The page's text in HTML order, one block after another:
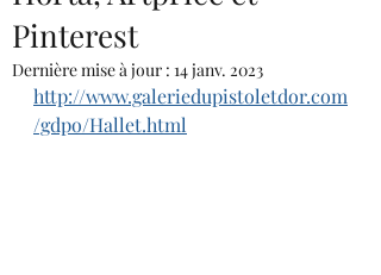
Pinterest
Dernière mise à jour : 14 janv. 2023
http://www.galeriedupistoletdor.com
/gdpo/Hallet.html